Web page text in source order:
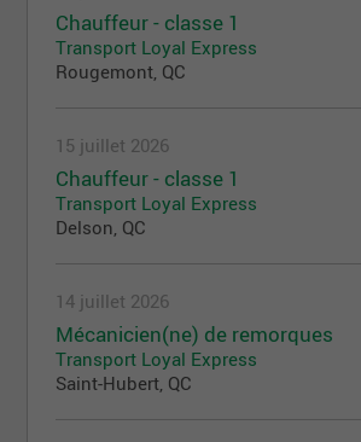
Chauffeur - classe 1
Transport Loyal Express
Rougemont, QC
15 juillet 2026
Chauffeur - classe 1
Transport Loyal Express
Delson, QC
14 juillet 2026
Mécanicien(ne) de remorques
Transport Loyal Express
Saint-Hubert, QC